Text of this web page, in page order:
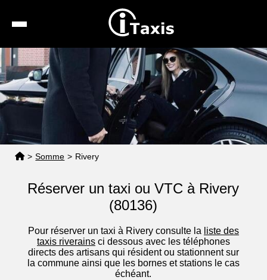
Recherche
Calcul de tarif
Taxis conventionnés
Espace pro
> Somme > Rivery
Réserver un taxi ou VTC à Rivery
(80136)
Pour réserver un taxi à Rivery consulte la liste des
taxis riverainsci dessous avec les téléphones
directs des artisans qui résident ou stationnent sur
la commune ainsi que les bornes et stations le cas
échéant.